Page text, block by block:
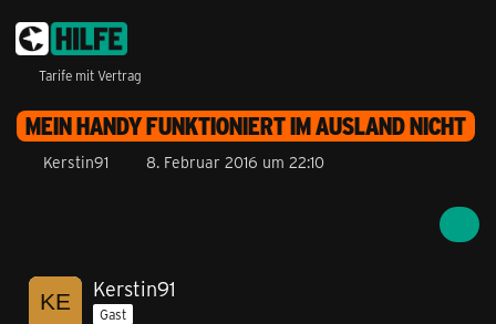
Tarife mit Vertrag
MEIN HANDY FUNKTIONIERT IM AUSLAND NICHT
Kerstin91 8. Februar 2016 um 22:10
Kerstin91
Gast